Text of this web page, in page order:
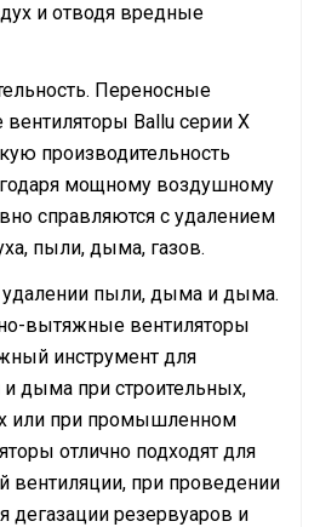
и отводя вредные
Переносные
Ballu серии X
производительность
мощному воздушному
справляются с удалением
пыли, дыма, газов.
пыли, дыма и дыма.
вытяжные вентиляторы
инструмент для
дыма при строительных,
или при промышленном
отлично подходят для
вентиляции, при проведении
дегазации резервуаров и